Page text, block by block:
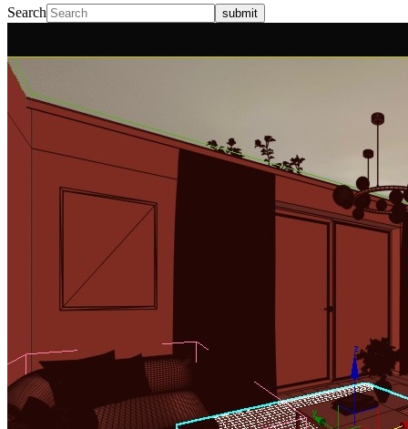
Search submit